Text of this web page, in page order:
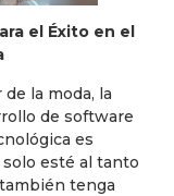
el Éxito en el
la moda, la
de software
es
esté al tanto
tenga